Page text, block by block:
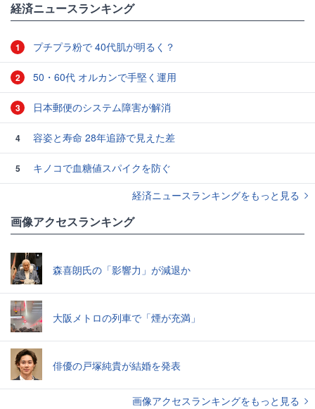
経済ニュースランキング
1 プチプラ粉で 40代肌が明るく？
2 50・60代 オルカンで手堅く運用
3 日本郵便のシステム障害が解消
4 容姿と寿命 28年追跡で見えた差
5
キノコで血糖値スパイクを防ぐ
経済ニュースランキングをもっと見る
画像アクセスランキング
森喜朗氏の「影響力」が減退か
大阪メトロの列車で「煙が充満」
俳優の戸塚純貴が結婚を発表
画像アクセスランキングをもっと見る